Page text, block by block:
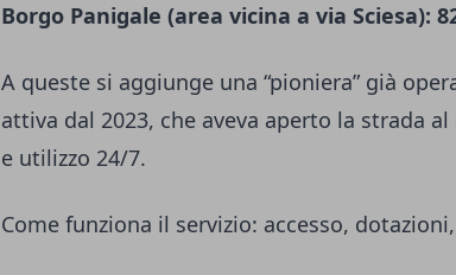
Borgo Panigale (area vicina a via Sciesa):
A queste si aggiunge una “pioniera” già
attiva dal 2023, che aveva aperto la strada
e utilizzo 24/7.
Come funziona il servizio: accesso,